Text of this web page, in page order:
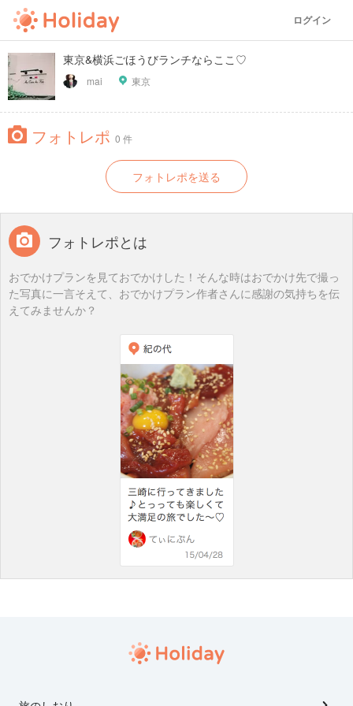
ログイン
東京&横浜ごほうびランチならここ♡
mai 東京
フォトレポ 0 件
フォトレポを送る
フォトレポとは
おでかけプランを見ておでかけした！そんな時はおでかけ先で撮っ
た写真に一言そえて、おでかけプラン作者さんに感謝の気持ちを伝
えてみませんか？